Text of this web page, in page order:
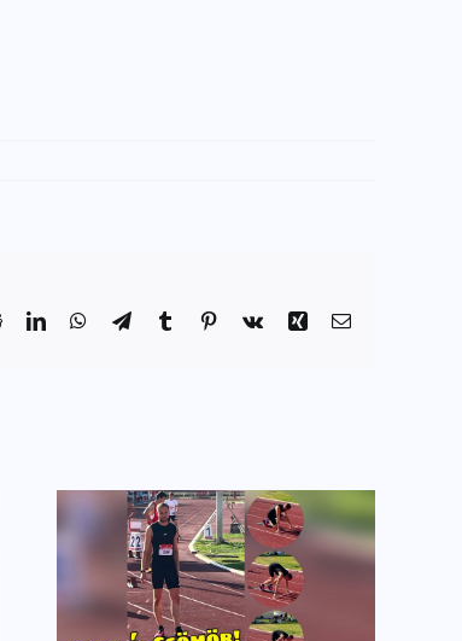
RedditLinkedInWhatsApp
TelegramTumblr Pinterest
Vk Xing Email:
Vezetőedzőnk a
rádióstúdióban